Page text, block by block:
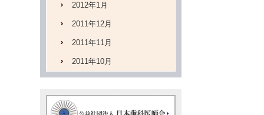
2012年1月
2011年12月
2011年11月
2011年10月